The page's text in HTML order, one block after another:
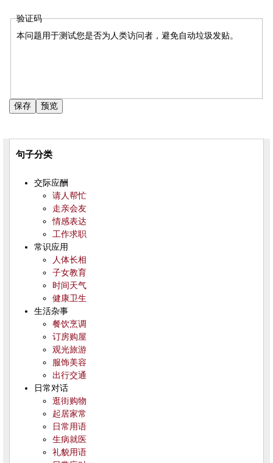
验证码
本问题用于测试您是否为人类访问者，避免自动垃圾发贴。
句子分类
交际应酬
请人帮忙
走亲会友
情感表达
工作求职
常识应用
人体长相
子女教育
时间天气
健康卫生
生活杂事
餐饮烹调
订房购屋
观光旅游
服饰美容
出行交通
日常对话
逛街购物
起居家常
日常用语
生病就医
礼貌用语